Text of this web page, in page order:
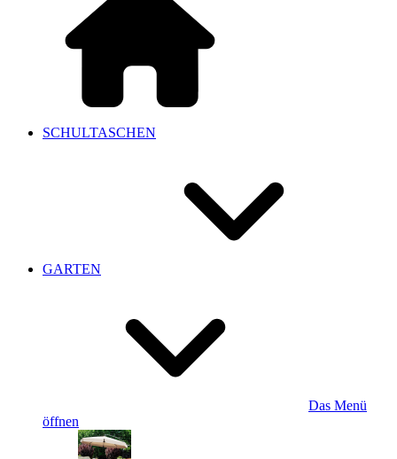
SCHULTASCHEN
GARTEN
Das Menü
öffnen